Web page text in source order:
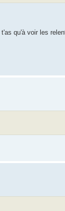
qu'à voir les